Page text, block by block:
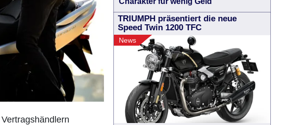
TRIUMPH präsentiert die neue
Speed Twin 1200 TFC
News